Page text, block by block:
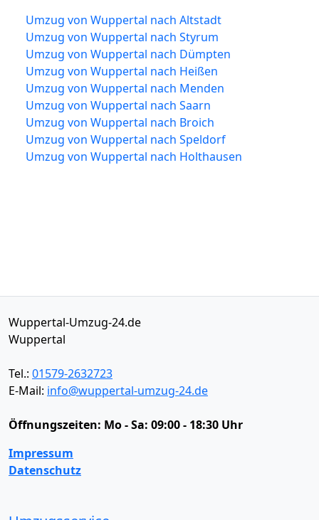
Umzug von Wuppertal nach Altstadt
Umzug von Wuppertal nach Styrum
Umzug von Wuppertal nach Dümpten
Umzug von Wuppertal nach Heißen
Umzug von Wuppertal nach Menden
Umzug von Wuppertal nach Saarn
Umzug von Wuppertal nach Broich
Umzug von Wuppertal nach Speldorf
Umzug von Wuppertal nach Holthausen
Wuppertal-Umzug-24.de
Wuppertal
Tel.: 01579-2632723
E-Mail: info@wuppertal-umzug-24.de
Öffnungszeiten: Mo - Sa: 09:00 - 18:30 Uhr
Impressum
Datenschutz